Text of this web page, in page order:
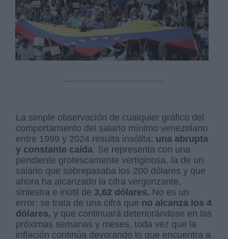
La simple observación de cualquier gráfico del
comportamiento del salario mínimo venezolano
entre 1999 y 2024 resulta insólita: una abrupta
y constante caída. Se representa con una
pendiente grotescamente vertiginosa, la de un
salario que sobrepasaba los 200 dólares y que
ahora ha alcanzado la cifra vergonzante,
siniestra e inútil de 3,62 dólares. No es un
error: se trata de una cifra que no alcanza los 4
dólares, y que continuará deteriorándose en las
próximas semanas y meses, toda vez que la
inflación continúa devorando lo que encuentra a